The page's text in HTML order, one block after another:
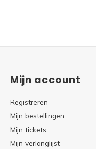
Mijn account
Registreren
Mijn bestellingen
Mijn tickets
Mijn verlanglijst